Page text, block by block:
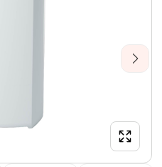
Next